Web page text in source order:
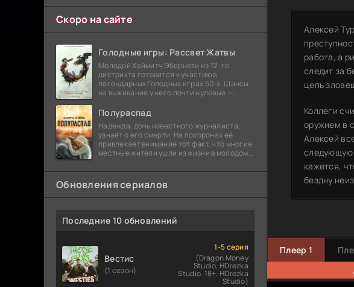
Скоро на сайте
Голодные игры: Рассвет Жатвы
Молодой Хеймитч Эбернети из 12-го
дистрикта готовится к участию в
легендарных Голодных играх 50-х. Шансы
на выживание у него почти нулевые —
победу еще сорок
Полураспад
Надежда, дочь известного журналиста,
узнаёт о его смерти. На похоронах её
привлекает внимание тот факт, что многие
местные жители ушли из жизни в молодом
бомбы
Обновления сериалов
Последние 10 обновлений
Вестис
(1 сезон)
1-5 серия
(Dragon Money
Studio, HDrezka
Studio. 18+, HDrezka
Studio)
Алексей
работа, а
следит за
цепь
Коллеги
оружием в
Алексей
следующую
кажется,
бездну
Плеер 1